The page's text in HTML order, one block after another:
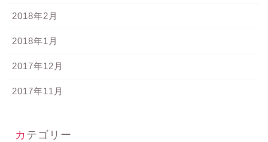
2018年2月
2018年1月
2017年12月
2017年11月
カテゴリー